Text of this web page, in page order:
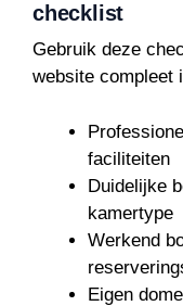
checklist
Gebruik deze
website compleet
faciliteiten
Duidelijke
kamertype
Werkend
Eigen